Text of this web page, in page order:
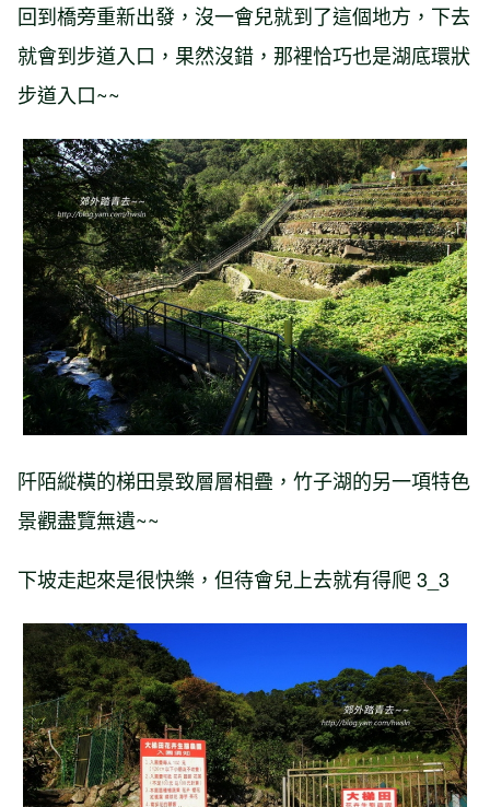
回到橋旁重新出發，沒一會兒就到了這個地方，下去
就會到步道入口，果然沒錯，那裡恰巧也是湖底環狀
步道入口~~
阡陌縱橫的梯田景致層層相疊，竹子湖的另一項特色
景觀盡覽無遺~~
下坡走起來是很快樂，但待會兒上去就有得爬 3_3